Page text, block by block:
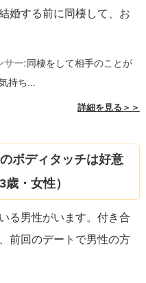
婚する前に同棲して、お
サー:同棲をして相手のことが
持ち...
詳細を見る＞＞
ボディタッチは好意
・女性）
る男性がいます。付き合
前回のデートで男性の方